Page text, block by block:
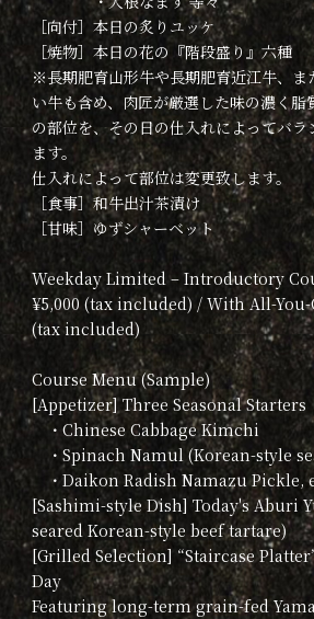
［向付］本日の炙りユッケ
［焼物］本日の花の『階段盛り』六種
※長期肥育山形牛や長期肥育近江牛、ま
い牛も含め、肉匠が厳選した味の濃く脂
の部位を、その日の仕入れによってバ
ます。
仕入れによって部位は変更致します。
［食事］和牛出汁茶漬け
［甘味］ゆずシャーベット
Weekday Limited – Introductory
¥5,000 (tax included) / With All-
(tax included)
Course Menu (Sample)
[Appetizer] Three Seasonal Starters
・Chinese Cabbage Kimchi
・Spinach Namul (Korean-style
・Daikon Radish Namazu Pickle,
[Sashimi-style Dish] Today's Aburi
seared Korean-style beef tartare)
[Grilled Selection] “Staircase
Day
Featuring long-term grain-fed